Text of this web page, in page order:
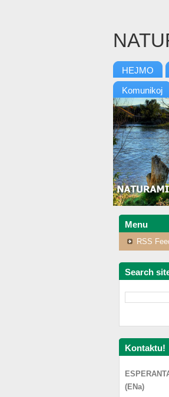
HEJMO
Komunikoj
Menu
RSS
Search
Kontaktu!
(ENa)